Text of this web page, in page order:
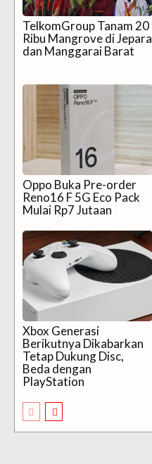
TelkomGroup Tanam 20
Ribu Mangrove di Jepara
dan Manggarai Barat
Oppo Buka Pre-order
Reno16 F 5G Eco Pack
Mulai Rp7 Jutaan
Xbox Generasi
Berikutnya Dikabarkan
Tetap Dukung Disc,
Beda dengan
PlayStation